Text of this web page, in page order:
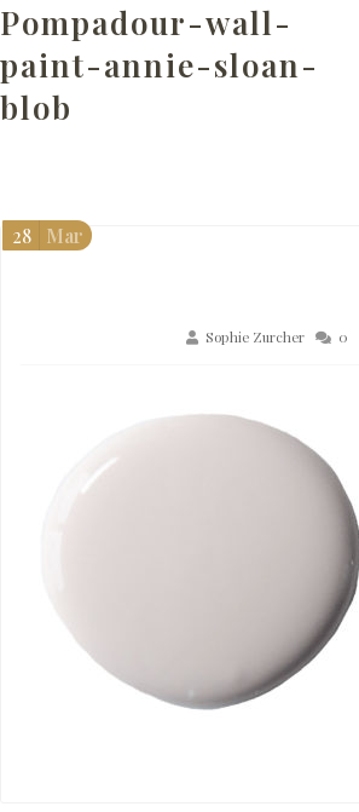
Pompadour-wall-
paint-annie-sloan-
blob
Sophie Zurcher 0
28 Mar